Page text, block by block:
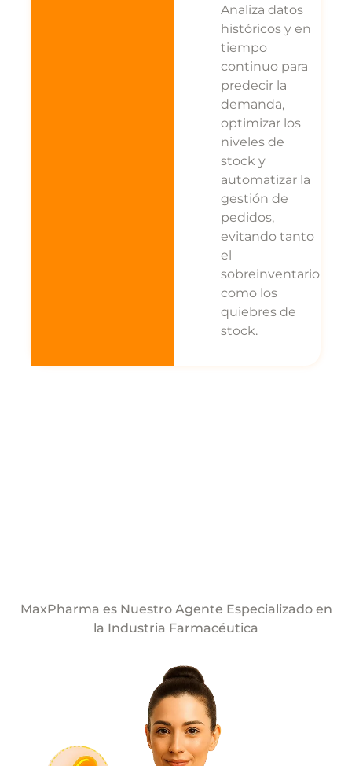
Analiza datos
históricos y en
tiempo
continuo para
predecir la
demanda,
optimizar los
niveles de
stock y
automatizar la
gestión de
pedidos,
evitando tanto
el
sobreinventario
como los
quiebres de
stock.
MaxPharma es Nuestro Agente Especializado en
la Industria Farmacéutica